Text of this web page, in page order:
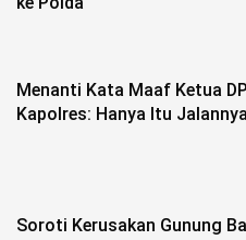
Menanti Kata Maaf Ketua
Kapolres: Hanya Itu Jalannya
Soroti Kerusakan Gunung